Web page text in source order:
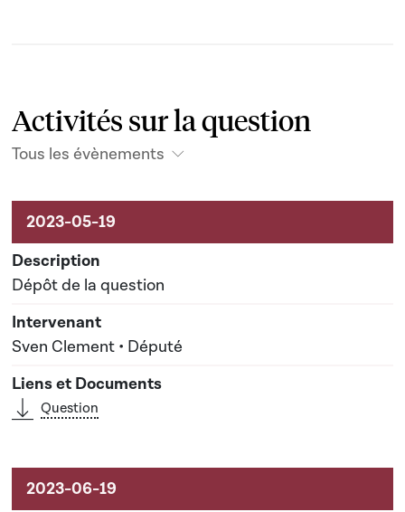
Activités sur la question
Tous les évènements
Activités sur le dossier
Dépôt de la question
Sven Clement • Député
Question